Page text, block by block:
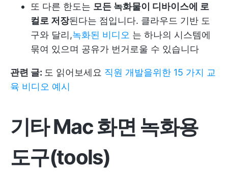
또 다른 한도는 모든 녹화물이 디바이스에 로
컬로 저장된다는 점입니다. 클라우드 기반 도
구와 달리,녹화된 비디오 는 하나의 시스템에
묶여 있으며 공유가 번거로울 수 있습니다
관련 글: 도 읽어보세요 직원 개발을위한 15 가지 교
육 비디오 예시
기타 Mac 화면 녹화용
도구(tools)